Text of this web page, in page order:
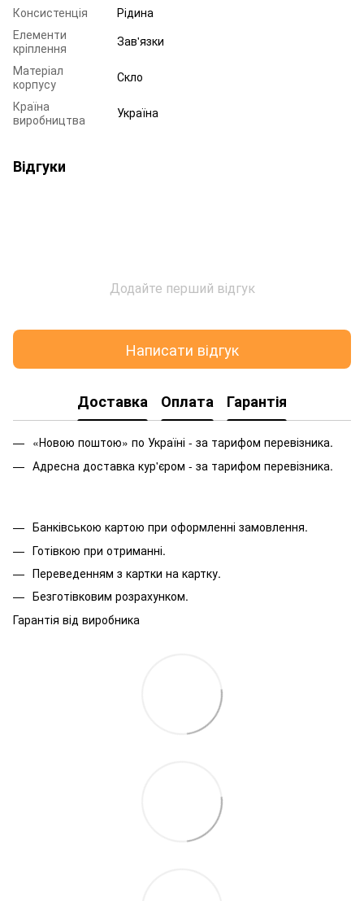
Консистенція
Рідина
Елементи
кріплення
Зав'язки
Матеріал
корпусу
Скло
Країна
виробництва
Україна
Відгуки
Додайте перший відгук
Написати відгук
Доставка Оплата Гарантія
«Новою поштою» по Україні - за тарифом перевізника.
Адресна доставка кур'єром - за тарифом перевізника.
Банківською картою при оформленні замовлення.
Готівкою при отриманні.
Переведенням з картки на картку.
Безготівковим розрахунком.
Гарантія від виробника